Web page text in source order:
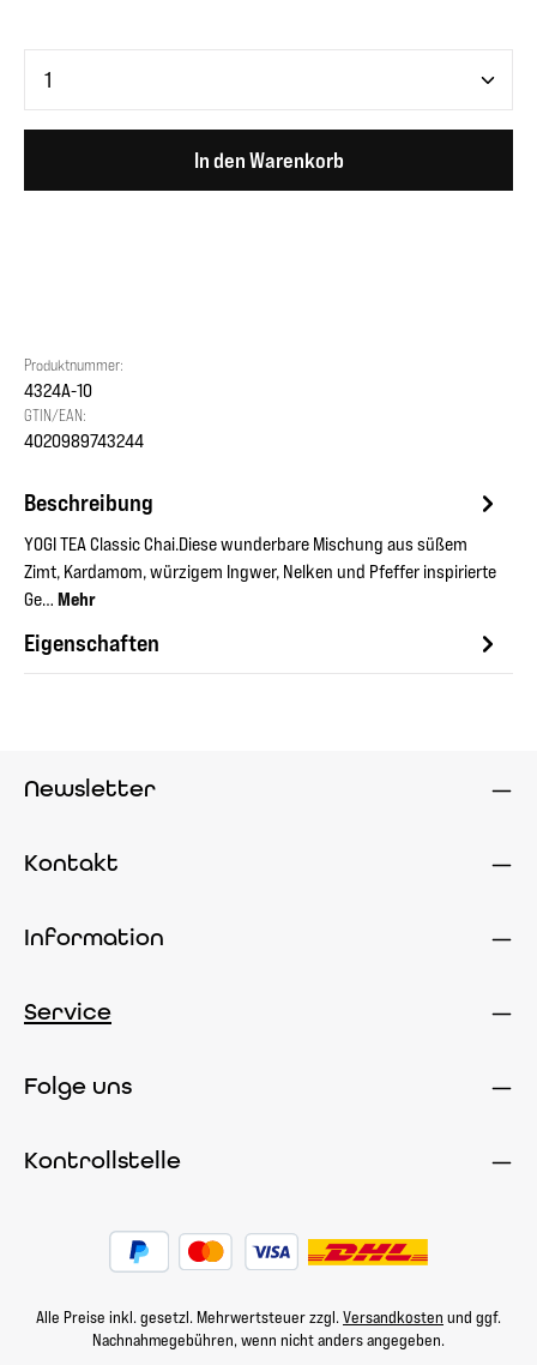
In den Warenkorb
Produktnummer:
4324A-10
GTIN/EAN:
4020989743244
Beschreibung
YOGI TEA Classic Chai.Diese wunderbare Mischung aus süßem
Zimt, Kardamom, würzigem Ingwer, Nelken und Pfeffer inspirierte
Ge… Mehr
Eigenschaften
Newsletter
Kontakt
Information
Service
Folge uns
Kontrollstelle
Alle Preise inkl. gesetzl. Mehrwertsteuer zzgl. Versandkosten und ggf.
Nachnahmegebühren, wenn nicht anders angegeben.